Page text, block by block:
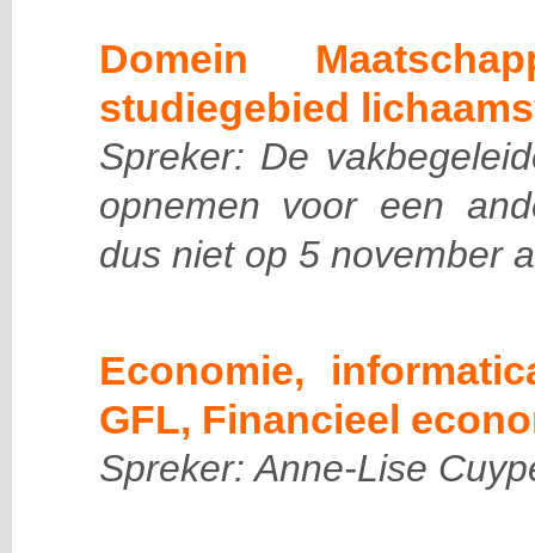
Domein
studiegebied
Spreker: De
opnemen voor een
dus niet op 5 november
Economie,
GFL, Financieel
Spreker: Anne-Lise